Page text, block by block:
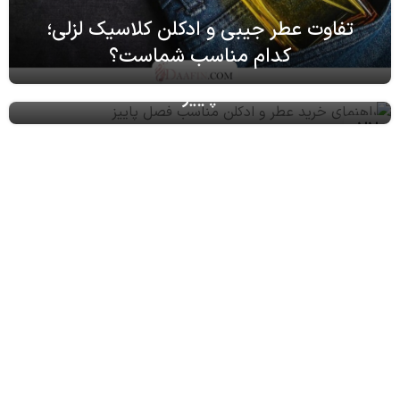
تفاوت عطر جیبی و ادکلن کلاسیک لزلی؛
کدام مناسب شماست؟
22
راهنمای خرید عطر و ادکلن مناسب فصل
پاییز